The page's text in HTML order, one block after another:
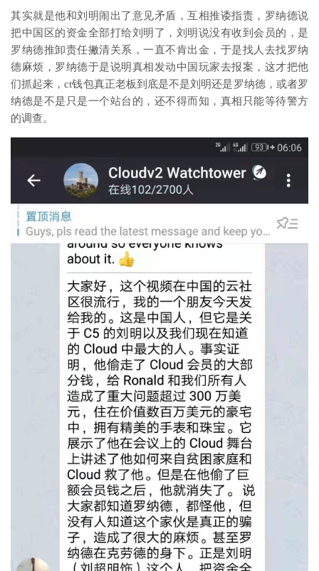
其实就是他和刘明闹出了意见矛盾，互相推诿指责，罗纳德说
把中国区的资金全部打给刘明了，刘明说没有收到会员的，是
罗纳德推卸责任撇清关系，一直不肯出金，于是找人去找罗纳
德麻烦，罗纳德于是说明真相发动中国玩家去报案，这才把他
们抓起来，ct钱包真正老板到底是不是刘明还是罗纳德，或者罗
纳德是不是只是一个站台的，还不得而知，真相只能等待警方
的调查。